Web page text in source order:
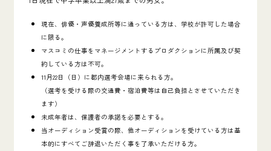
現在、俳優・声優養成所等に通っている方は、学校が許可した場合
に限る。
マスコミの仕事をマネージメントするプロダクションに所属及び契
約している方は不可。
11月22日（日）に都内選考会場に来られる方。
（選考を受ける際の交通費・宿泊費等は自己負担とさせていただき
ます）
未成年者は、保護者の承諾を必要とする。
当オーディション受賞の際、他オーディションを受けている方は基
本的にすべてご辞退いただく事を了承いただける方。